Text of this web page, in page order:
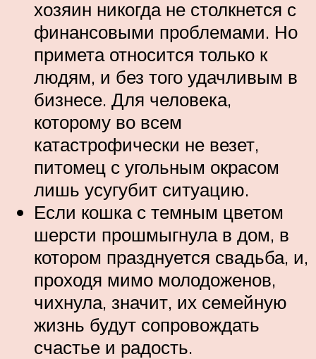
хозяин никогда не столкнется с
финансовыми проблемами. Но
примета относится только к
людям, и без того удачливым в
бизнесе. Для человека,
которому во всем
катастрофически не везет,
питомец с угольным окрасом
лишь усугубит ситуацию.
Если кошка с темным цветом
шерсти прошмыгнула в дом, в
котором празднуется свадьба, и,
проходя мимо молодоженов,
чихнула, значит, их семейную
жизнь будут сопровождать
счастье и радость.